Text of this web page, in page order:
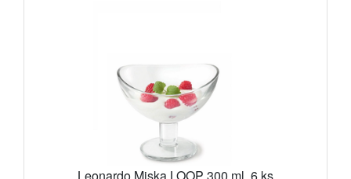
Leonardo Miska LOOP 300 ml, 6 ks